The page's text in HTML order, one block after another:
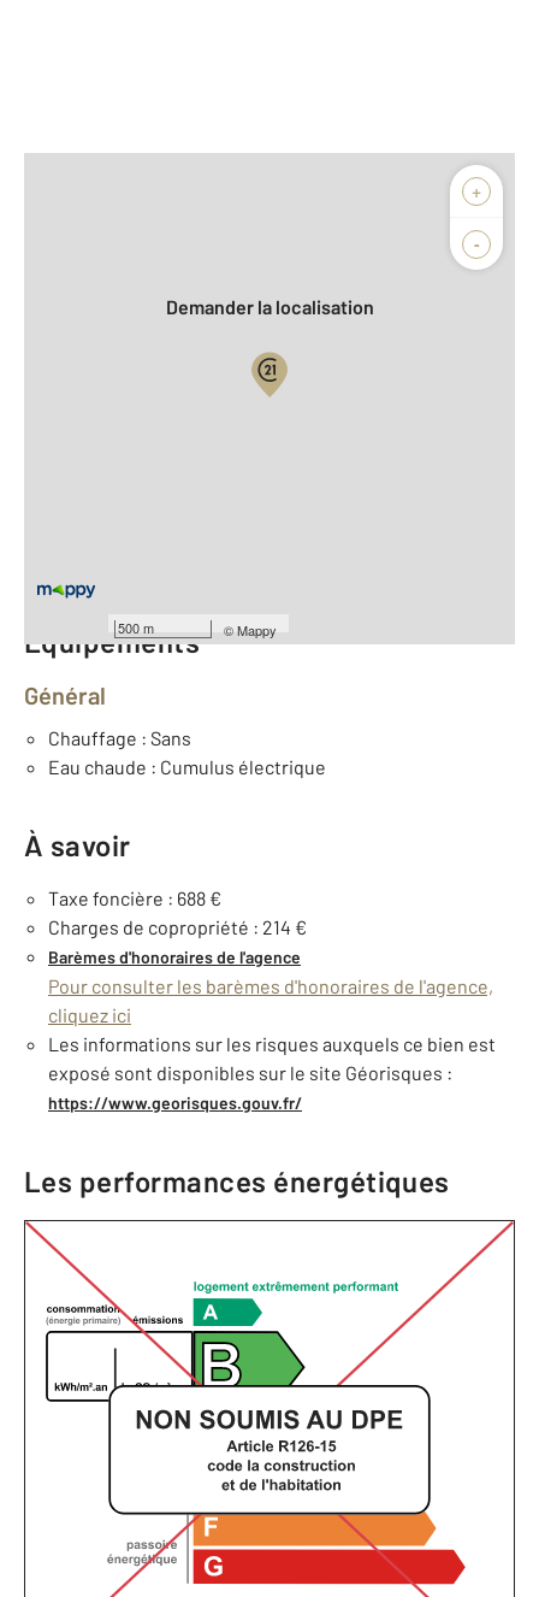
+
-
500 m ©Mappy
Biens vendus
Demander la localisation
Équipements
Général
Chauffage : Sans
Eau chaude : Cumulus électrique
À savoir
Taxe foncière : 688 €
Charges de copropriété : 214 €
Barèmes d'honoraires de l'agence
Pour consulter les barèmes d'honoraires de l'agence,
cliquez ici
Les informations sur les risques auxquels ce bien est
exposé sont disponibles sur le site Géorisques :
https://www.georisques.gouv.fr/
Les performances énergétiques